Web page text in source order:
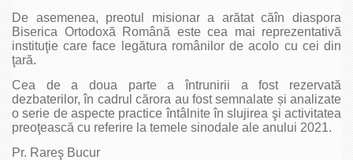
De asemenea, preotul misionar a arătat căîn diaspora
Biserica Ortodoxă Română este cea mai reprezentativă
instituţie care face legătura românilor de acolo cu cei din
ţară.
Cea de a doua parte a întrunirii a fost rezervată
dezbaterilor, în cadrul cărora au fost semnalate și analizate
o serie de aspecte practice întâlnite în slujirea şi activitatea
preoţească cu referire la temele sinodale ale anului 2021.
Pr. Rareş Bucur